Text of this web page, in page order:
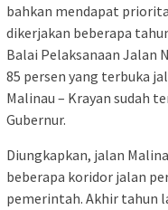
bahkan mendapat
dikerjakan beberapa
Balai Pelaksanaan Jalan
85 persen yang terbuka
Malinau – Krayan sudah
Gubernur.
Diungkapkan, jalan
beberapa koridor jalan
pemerintah. Akhir tahun